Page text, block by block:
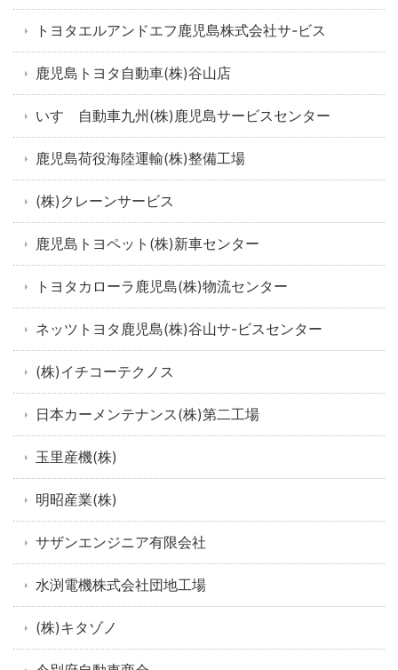
トヨタエルアンドエフ鹿児島株式会社サ-ビス
鹿児島トヨタ自動車(株)谷山店
いすゞ自動車九州(株)鹿児島サービスセンター
鹿児島荷役海陸運輸(株)整備工場
(株)クレーンサービス
鹿児島トヨペット(株)新車センター
トヨタカローラ鹿児島(株)物流センター
ネッツトヨタ鹿児島(株)谷山サ-ビスセンター
(株)イチコーテクノス
日本カーメンテナンス(株)第二工場
玉里産機(株)
明昭産業(株)
サザンエンジニア有限会社
水渕電機株式会社団地工場
(株)キタゾノ